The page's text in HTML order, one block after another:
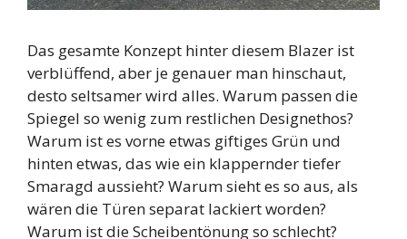
Das gesamte Konzept hinter diesem Blazer ist
verblüffend, aber je genauer man hinschaut,
desto seltsamer wird alles. Warum passen die
Spiegel so wenig zum restlichen Designethos?
Warum ist es vorne etwas giftiges Grün und
hinten etwas, das wie ein klappernder tiefer
Smaragd aussieht? Warum sieht es so aus, als
wären die Türen separat lackiert worden?
Warum ist die Scheibentönung so schlecht?